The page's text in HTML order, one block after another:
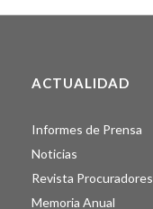
ACTUALIDAD
Informes de Prensa
Noticias
Revista Procuradores
Memoria Anual